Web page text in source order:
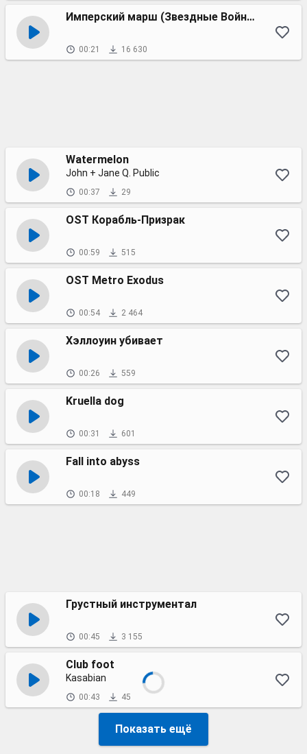
Имперский марш (Звездные Войны)
00:21 16 630
Watermelon
John + Jane Q. Public
00:37 29
OST Корабль-Призрак
00:59 515
OST Metro Exodus
00:54 2 464
Хэллоуин убивает
00:26 559
Kruella dog
00:31 601
Fall into abyss
00:18 449
Грустный инструментал
00:45 3 155
Club foot
Kasabian
00:43 45
Показать ещё